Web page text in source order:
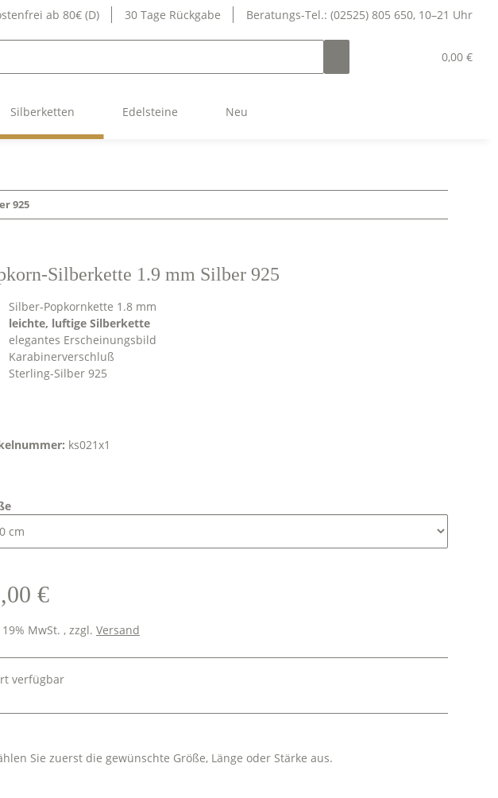
ab 80€ (D) 30 Tage Rückgabe Beratungs-Tel.: (02525) 805 650, 10–21 Uhr
0,00 €
Silberketten Edelsteine Neu
925
Silberkette 1.9 mm Silber 925
Silber-Popkornkette 1.8 mm
leichte, luftige Silberkette
elegantes Erscheinungsbild
Karabinerverschluß
Sterling-Silber 925
ks021x1
€
MwSt. , zzgl. Versand
verfügbar
Sie zuerst die gewünschte Größe, Länge oder Stärke aus.